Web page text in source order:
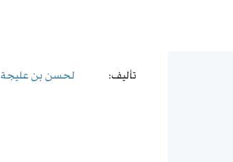
تأليف: لحسن بن عليجة